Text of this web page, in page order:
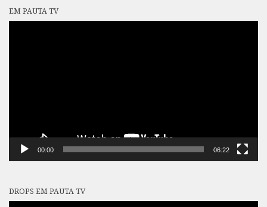
EM PAUTA TV
00:00 06:22
DROPS EM PAUTA TV